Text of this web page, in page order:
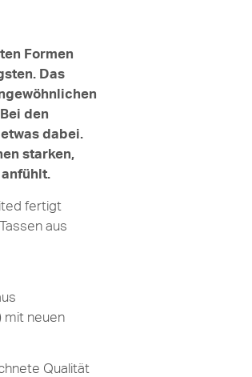
Formen
Das
den
dabei.
starken,
anfühlt.
fertigt
aus
mit neuen
Qualität